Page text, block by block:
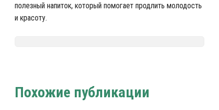
полезный напиток, который помогает продлить молодость
и красоту.
Похожие публикации